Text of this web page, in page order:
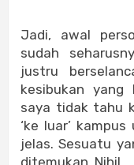
Jadi, awal
sudah
justru
kesibukan yang
saya tidak tahu
‘ke luar’
jelas. Sesuatu
ditemukan. Nihil.